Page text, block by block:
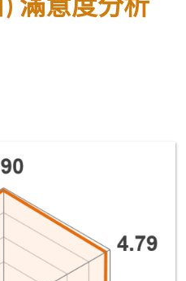
) 滿意度分析